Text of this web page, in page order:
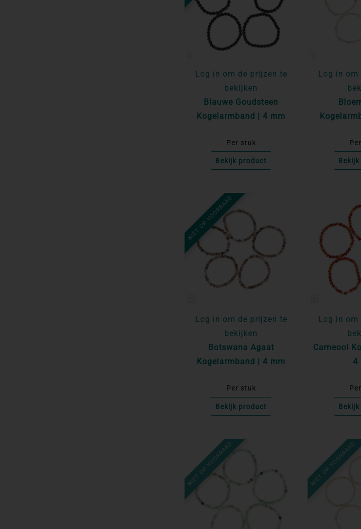
Log in om de prijzen te
bekijken
Blauwe Goudsteen
Kogelarmband | 4 mm
Per stuk
Bekijk product
Log in om
NIET OP VOORRAAD
Log in om de prijzen te
bekijken
Botswana Agaat
Kogelarmband | 4 mm
Per stuk
Bekijk product
Log in
Carneool
4
NIET OP VOORRAAD NIET OP VOORRAAD